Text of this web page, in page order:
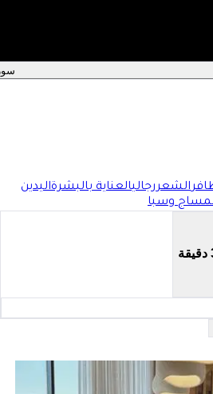
الشعررجاليالعناية بالبشرةاليدين
مساج وسبا